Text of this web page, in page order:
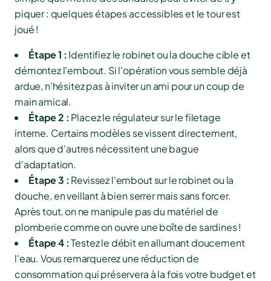
piquer : quelques étapes accessibles et le tour est
joué !
Étape 1 : Identifiez le robinet ou la douche cible et
démontez l'embout. Si l'opération vous semble déjà
ardue, n'hésitez pas à inviter un ami pour un coup de
main amical.
Étape 2 : Placez le régulateur sur le filetage
interne. Certains modèles se vissent directement,
alors que d'autres nécessitent une bague
d'adaptation.
Étape 3 : Revissez l'embout sur le robinet ou la
douche, en veillant à bien serrer mais sans forcer.
Après tout, on ne manipule pas du matériel de
plomberie comme on ouvre une boîte de sardines !
Étape 4 :Testez le débit en allumant doucement
l'eau. Vous remarquerez une réduction de
consommation qui préservera à la fois votre budget et